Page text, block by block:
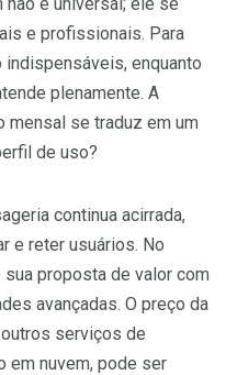
e profissionais. Para
enquanto
plenamente. A
mensal se traduz em um
de uso?
continua acirrada,
e reter usuários. No
proposta de valor com
avançadas. O preço da
serviços de
em nuvem, pode ser